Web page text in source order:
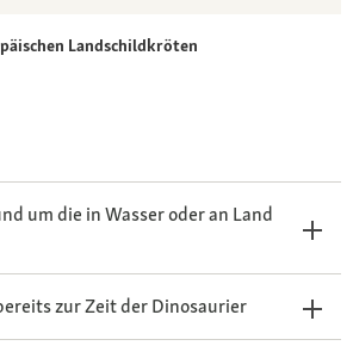
Landschildkröten
um die in Wasser oder an Land
zur Zeit der Dinosaurier